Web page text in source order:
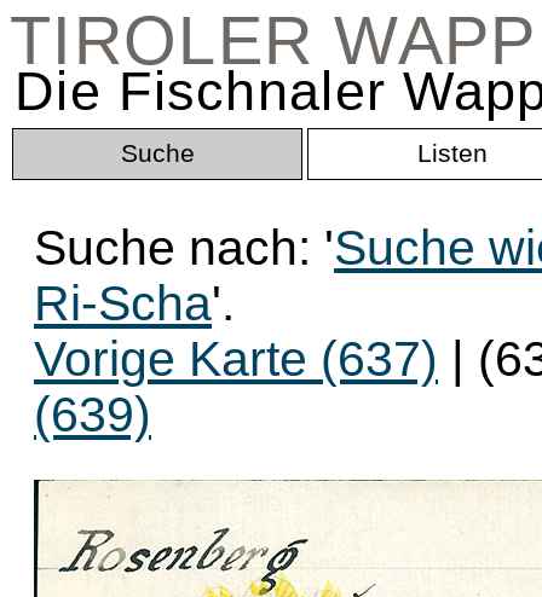
TIROLER
Die Fischnaler
Suche Listen
Suche nach: 'Suche
Ri-Scha'.
Vorige Karte (637) |
(639)